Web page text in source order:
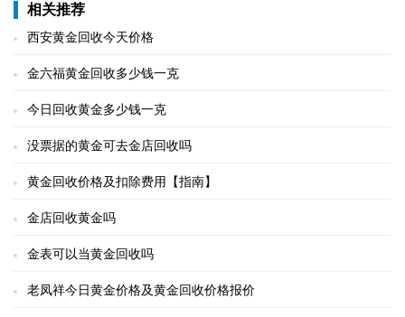
相关推荐
西安黄金回收今天价格
金六福黄金回收多少钱一克
今日回收黄金多少钱一克
没票据的黄金可去金店回收吗
黄金回收价格及扣除费用【指南】
金店回收黄金吗
金表可以当黄金回收吗
老凤祥今日黄金价格及黄金回收价格报价